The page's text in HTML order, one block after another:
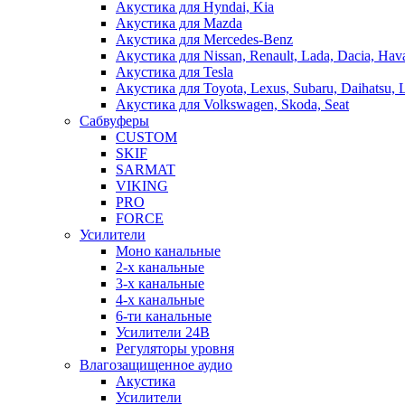
Акустика для Hyndai, Kia
Акустика для Mazda
Акустика для Mercedes-Benz
Акустика для Nissan, Renault, Lada, Dacia,
Акустика для Tesla
Акустика для Toyota, Lexus, Subaru, Daihatsu,
Акустика для Volkswagen, Skoda, Seat
Сабвуферы
CUSTOM
SKIF
SARMAT
VIKING
PRO
FORCE
Усилители
Моно канальные
2-х канальные
3-х канальные
4-х канальные
6-ти канальные
Усилители 24В
Регуляторы уровня
Влагозащищенное аудио
Акустика
Усилители